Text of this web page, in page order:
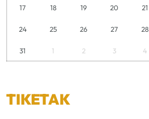
17 18 19 20 21
24 25 26 27 28
31 1 2 3 4
TIKETAK